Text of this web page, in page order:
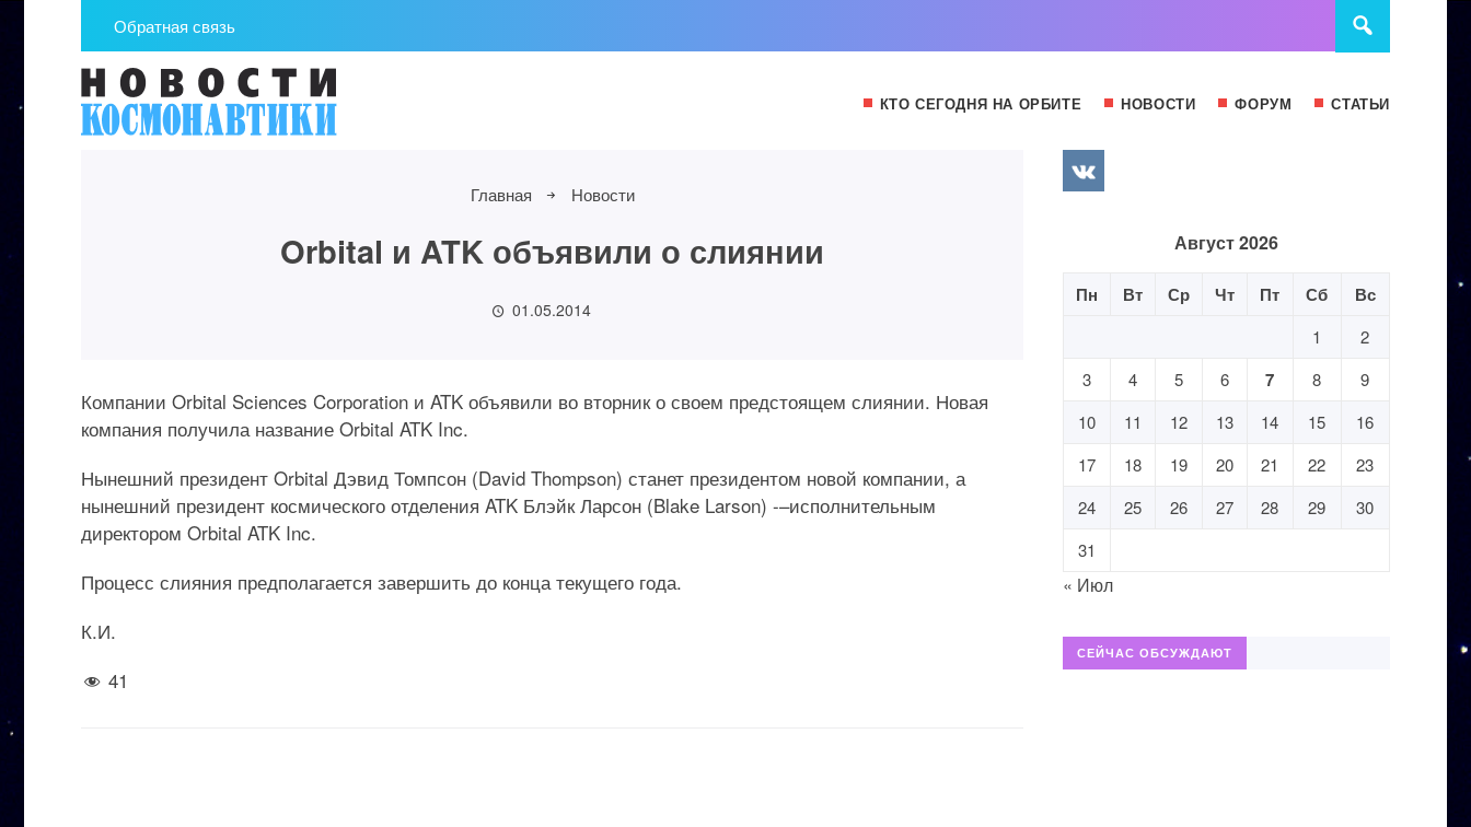
Обратная связь
КТО СЕГОДНЯ НА ОРБИТЕ НОВОСТИ ФОРУМ СТАТЬИ
Главная Новости
Orbital и ATK объявили о слиянии
01.05.2014
Компании Orbital Sciences Corporation и ATK объявили во вторник о своем предстоящем слиянии. Новая
компания получила название Orbital ATK Inc.
Нынешний президент Orbital Дэвид Томпсон (David Thompson) станет президентом новой компании, а
нынешний президент космического отделения ATK Блэйк Ларсон (Blake Larson) -–исполнительным
директором Orbital ATK Inc.
Процесс слияния предполагается завершить до конца текущего года.
К.И.
41
Август 2026
Пн Вт Ср Чт Пт Сб Вс
1
2
3
4 5 6 7 8
9
10
11 12 13 14 15
16
17
18 19 20 21 22
23
24
25 26 27 28 29
30
31
« Июл
СЕЙЧАС ОБСУЖДАЮТ